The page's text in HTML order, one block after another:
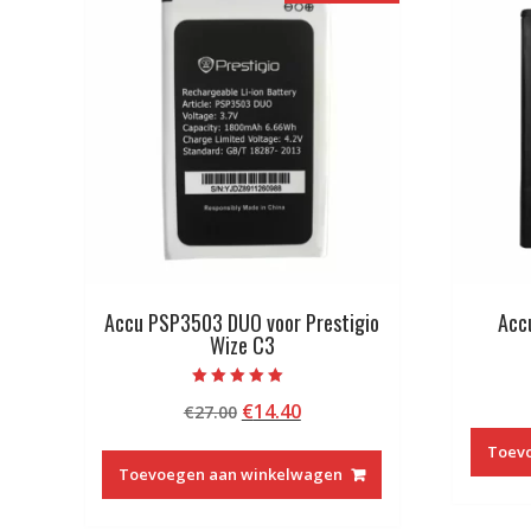
Accu PSP3503 DUO voor Prestigio
Wize C3
5.00
van 5
€27.00 Oorspronkelijke
was:
€27.00.
€14.40Huidige
€14.40.
Toevoegen aan winkelwagen